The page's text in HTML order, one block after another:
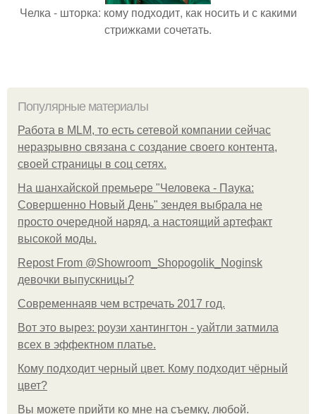
Челка - шторка: кому подходит, как носить и с какими
стрижками сочетать.
Популярные материалы
Работа в MLM, то есть сетевой компании сейчас
неразрывно связана с создание своего контента,
своей страницы в соц сетях.
На шанхайской премьере "Человека - Паука:
Совершенно Новый День" зендея выбрала не
просто очередной наряд, а настоящий артефакт
высокой моды.
Repost From @Showroom_Shopogolik_Noginsk
девочки выпускницы?
Современнаяв чем встречать 2017 год.
Вот это вырез: роузи хантингтон - уайтли затмила
всех в эффектном платьe.
Кому подходит черный цвет. Кому подходит чёрный
цвет?
Вы можете прийти ко мне на съемку, любой.